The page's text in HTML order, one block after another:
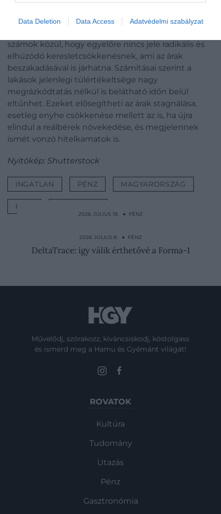
Data Deletion Data Access Adatvédelmi szabályzat
számok közül, hogy egyelőre nincs jele radikális és
elhúzódó keresletcsökkenésnek, ami az árak
beszakadásával is járhatna. Számításai szerint a
lakások jelenlegi túlértékeltsége nagy
megrázkódtatás nélkül is belátható időn belül
eltűnhet. Ezeket elősegítheti az árak stagnálása,
esetleg enyhe csökkenése mellett az is, ha újra
elindul a reálbérek növekedése, és megjelennek
ismét vonzó hitelkamatok is.
Nyitókép: Shutterstock
INGATLAN PÉNZ MAGYARORSZÁG
PIAC
2026. JÚLIUS 18. ● PÉNZ
autómárka tűnik el a…
2026. JÚLIUS 8. ● PÉNZ
DeltaTrace: így válik érthetővé a Forma-1
Művelődj, szórakozz, kíváncsiskodj, kóstolgass
és ismerd meg a Hamu és Gyémánt világát!
ROVATOK
Kultúra
Tudomány
Utazás
Pénz
Gasztronómia